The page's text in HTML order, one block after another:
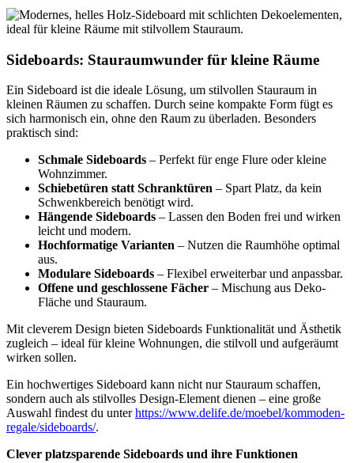
Sideboards: Stauraumwunder für kleine Räume
Ein Sideboard ist die ideale Lösung, um stilvollen Stauraum in
kleinen Räumen zu schaffen. Durch seine kompakte Form fügt es
sich harmonisch ein, ohne den Raum zu überladen. Besonders
praktisch sind:
Schmale Sideboards – Perfekt für enge Flure oder kleine
Wohnzimmer.
Schiebetüren statt Schranktüren – Spart Platz, da kein
Schwenkbereich benötigt wird.
Hängende Sideboards – Lassen den Boden frei und wirken
leicht und modern.
Hochformatige Varianten – Nutzen die Raumhöhe optimal
aus.
Modulare Sideboards – Flexibel erweiterbar und anpassbar.
Offene und geschlossene Fächer – Mischung aus Deko-
Fläche und Stauraum.
Mit cleverem Design bieten Sideboards Funktionalität und Ästhetik
zugleich – ideal für kleine Wohnungen, die stilvoll und aufgeräumt
wirken sollen.
Ein hochwertiges Sideboard kann nicht nur Stauraum schaffen,
sondern auch als stilvolles Design-Element dienen – eine große
Auswahl findest du unterhttps://www.delife.de/moebel/kommoden-
regale/sideboards/.
Clever platzsparende Sideboards und ihre Funktionen